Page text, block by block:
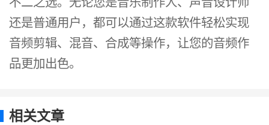
还是普通用户，都可以通过这款软件轻松实现
音频剪辑、混音、合成等操作，让您的音频作
品更加出色。
相关文章